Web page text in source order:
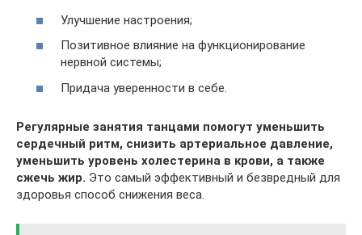
Улучшение настроения;
Позитивное влияние на функционирование
нервной системы;
Придача уверенности в себе.
Регулярные занятия танцами помогут уменьшить
сердечный ритм, снизить артериальное давление,
уменьшить уровень холестерина в крови, а также
сжечь жир. Это самый эффективный и безвредный для
здоровья способ снижения веса.